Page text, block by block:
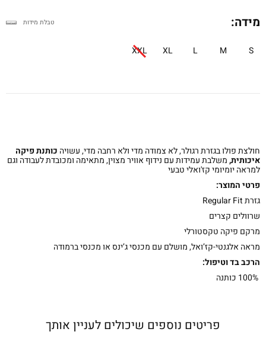
מידה:
S
M
L
XL
XXL
טבלת מידות
חולצת פולו בגזרת רגולר, לא צמודה מדי ולא רחבה מדי, עשויה כותנת פיקה
איכותית,משלבת עמידות עם נידוף אוויר מצוין, מתאימה ומכובדת לעבודה וגם
למראה יומיומי קז'ואלי טבעי
פרטי המוצר:
גזרת Regular Fit
שרוולים קצרים
מרקם פיקה טקסטורלי
מראה אלגנטי-קז’ואל, מושלם עם מכנסי ג’ינסאומכנסי ברמודה
הרכב בד וטיפול:
פריטים נוספים שיכולים לעניין אותך